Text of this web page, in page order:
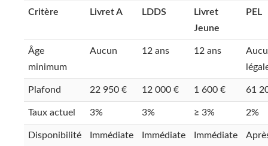
Critère Livret A LDDS
Livret
Jeune
PEL
Âge
minimum
Aucun 12 ans 12 ans
Plafond 22 950 € 12 000 € 1 600 € 61
Taux actuel 3% 3% ≥ 3% 2%
Disponibilité Immédiate Immédiate Immédiate